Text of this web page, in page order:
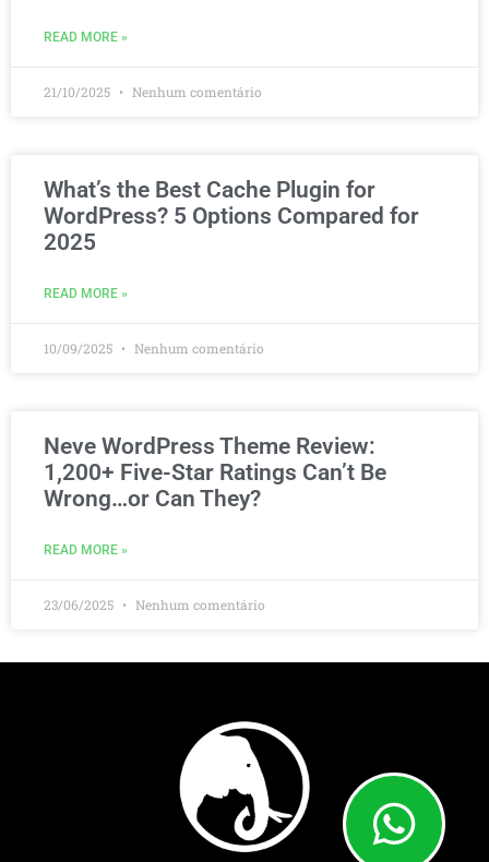
READ MORE »
21/10/2025 Nenhum comentário
What’s the Best Cache Plugin for
WordPress? 5 Options Compared for
2025
READ MORE »
10/09/2025 Nenhum comentário
Neve WordPress Theme Review:
1,200+ Five-Star Ratings Can’t Be
Wrong…or Can They?
READ MORE »
23/06/2025 Nenhum comentário